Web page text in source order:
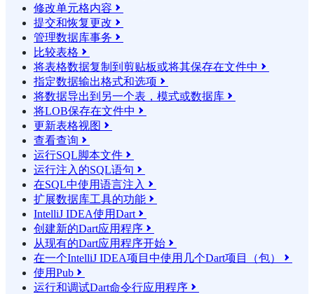
修改单元格内容 
提交和恢复更改 
管理数据库事务 
比较表格 
将表格数据复制到剪贴板或将其保存在文件中 
指定数据输出格式和选项 
将数据导出到另一个表，模式或数据库 
将LOB保存在文件中 
更新表格视图 
查看查询 
运行SQL脚本文件 
运行注入的SQL语句 
在SQL中使用语言注入 
扩展数据库工具的功能 
IntelliJ IDEA使用Dart 
创建新的Dart应用程序 
从现有的Dart应用程序开始 
在一个IntelliJ IDEA项目中使用几个Dart项目（包） 
使用Pub 
运行和调试Dart命令行应用程序 